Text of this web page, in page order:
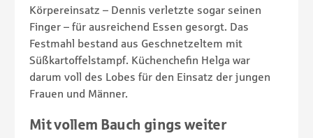
Körpereinsatz – Dennis verletzte sogar seinen
Finger – für ausreichend Essen gesorgt. Das
Festmahl bestand aus Geschnetzeltem mit
Süßkartoffelstampf. Küchenchefin Helga war
darum voll des Lobes für den Einsatz der jungen
Frauen und Männer.
Mit vollem Bauch gings weiter